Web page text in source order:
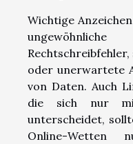
Wichtige
oder unerwartete
von Daten. Auch
die sich nur
unterscheidet,
Online-Wetten